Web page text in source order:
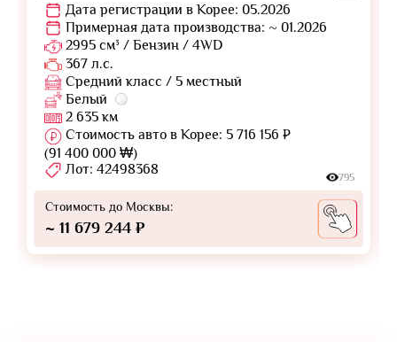
Дата регистрации в Корее: 05.2026
Примерная дата производства: ~ 01.2026
2995 см³ / Бензин / 4WD
367 л.с.
Средний класс / 5 местный
Белый
2 635 км
Стоимость авто в Корее: 5 716 156 ₽
(91 400 000 ₩)
Лот: 42498368
795
Стоимость до Москвы:
~ 11 679 244 ₽